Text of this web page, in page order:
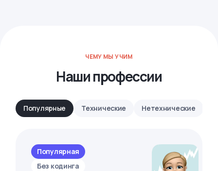
ЧЕМУ МЫ УЧИМ
Наши профессии
Популярные Технические Нетехнические
Популярная
Без кодинга